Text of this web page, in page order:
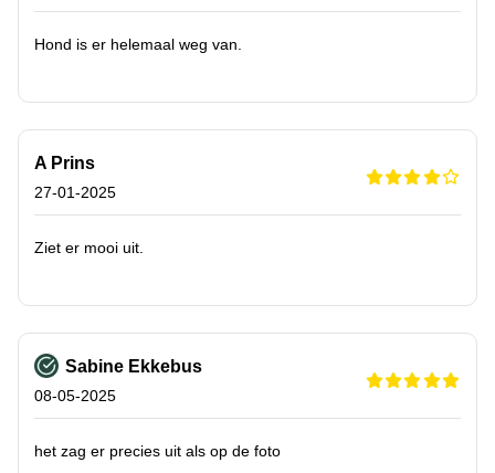
Hond is er helemaal weg van.
A Prins
27-01-2025
Ziet er mooi uit.
Sabine Ekkebus
08-05-2025
het zag er precies uit als op de foto